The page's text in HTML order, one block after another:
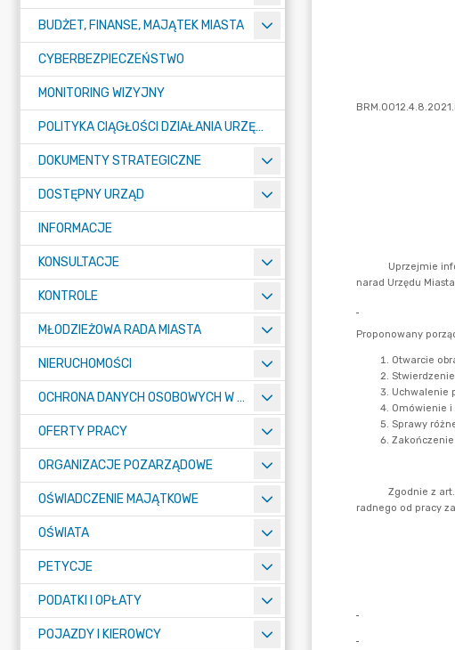
BUDŻET, FINANSE, MAJĄTEK MIASTA
CYBERBEZPIECZEŃSTWO
MONITORING WIZYJNY
POLITYKA CIĄGŁOŚCI DZIAŁANIA URZĘDU MIASTA ŻORY
DOKUMENTY STRATEGICZNE
DOSTĘPNY URZĄD
INFORMACJE
KONSULTACJE
KONTROLE
MŁODZIEŻOWA RADA MIASTA
NIERUCHOMOŚCI
OCHRONA DANYCH OSOBOWYCH W URZĘDZIE MIASTA ŻORY - RODO
OFERTY PRACY
ORGANIZACJE POZARZĄDOWE
OŚWIADCZENIE MAJĄTKOWE
OŚWIATA
PETYCJE
PODATKI I OPŁATY
POJAZDY I KIEROWCY